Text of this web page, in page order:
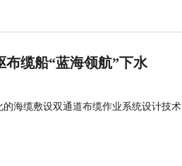
布缆船“蓝海领航”下水
海缆敷设双通道布缆作业系统设计技